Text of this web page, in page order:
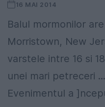
16 MAI 2014
Balul mormonilor
Morristown, New
varstele intre 16 si
unei mari petreceri
Evenimentul a